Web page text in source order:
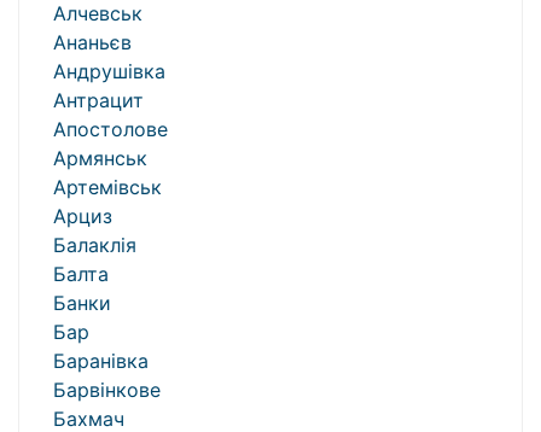
Алчевськ
Ананьєв
Андрушівка
Антрацит
Апостолове
Армянськ
Артемівськ
Арциз
Балаклія
Балта
Банки
Бар
Баранівка
Барвінкове
Бахмач